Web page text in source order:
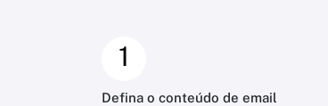
1
Defina o conteúdo de email